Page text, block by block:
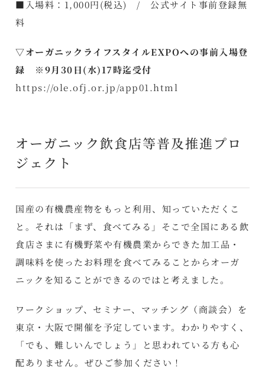
■入場料：1,000円(税込) / 公式サイト事前登録無
料
▽オーガニックライフスタイルEXPOへの事前入場登
録 ※9月30日(水)17時迄受付
https://ole.ofj.or.jp/app01.html
オーガニック飲食店等普及推進プロ
ジェクト
国産の有機農産物をもっと利用、知っていただくこ
と。それは「まず、食べてみる」そこで全国にある飲
食店さまに有機野菜や有機農業からできた加工品・
調味料を使ったお料理を食べてみることからオーガ
ニックを知ることができるのではと考えました。
ワークショップ、セミナー、マッチング（商談会）を
東京・大阪で開催を予定しています。わかりやすく、
「でも、難しいんでしょう」と思われている方も心
配ありません。ぜひご参加ください！